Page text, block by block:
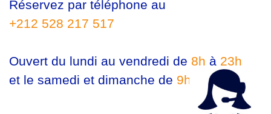
Réservez par téléphone au
+212 528 217 517
Ouvert du lundi au vendredi de 8h à 23h
et le samedi et dimanche de 9h 23h